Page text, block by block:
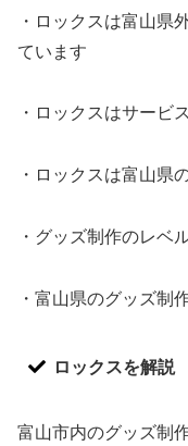
・ロックスは富山県
ています
・ロックスはサービ
・ロックスは富山県
・グッズ制作のレベ
・富山県のグッズ制
ロックスを解説
富山市内のグッズ制